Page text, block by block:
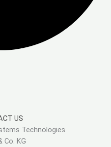
US
Technologies
Co. KG